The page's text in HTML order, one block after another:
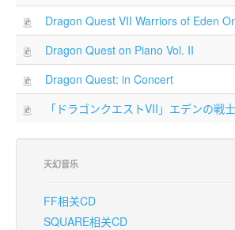
Dragon Quest VII Warriors of Eden
Dragon Quest on Piano Vol. II
Dragon Quest: in Concert
「ドラゴンクエストVII」エデンの戦
天幻音乐
FF相关CD
SQUARE相关CD